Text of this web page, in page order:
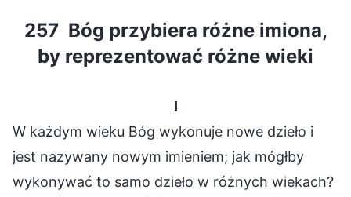
257 Bóg przybiera różne imiona,
by reprezentować różne wieki
I
W każdym wieku Bóg wykonuje nowe dzieło i
jest nazywany nowym imieniem; jak mógłby
wykonywać to samo dzieło w różnych wiekach?